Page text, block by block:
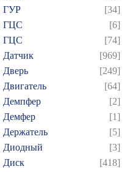
ГУР
[34]
ГЦC
[6]
ГЦС
[74]
Датчик
[969]
Дверь
[249]
Двигатель
[64]
Демпфер
[2]
Демфер
[1]
Держатель
[5]
Диодный
[3]
Диск
[418]